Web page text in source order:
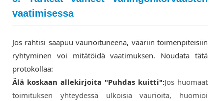
vaatimisessa
Jos rahtisi saapuu vaurioituneena, vääriin toimenpiteisiin
ryhtyminen voi mitätöidä vaatimuksen. Noudata tätä
protokollaa:
Älä koskaan allekirjoita "Puhdas kuitti":Jos huomaat
toimituksen yhteydessä ulkoisia vaurioita, huomioi